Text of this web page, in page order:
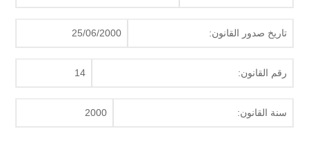
تاريخ صدور القانون: 25/06/2000
رقم القانون: 14
سنة القانون: 2000